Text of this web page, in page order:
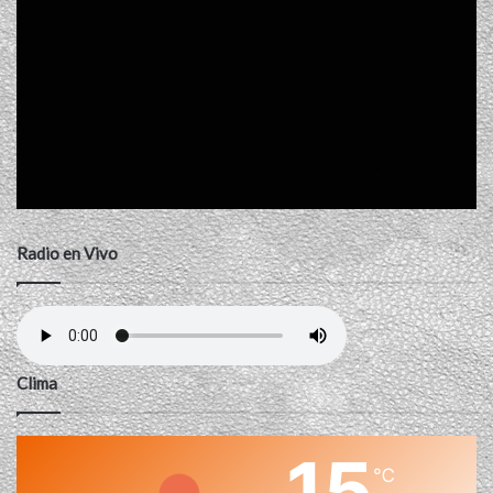
Radio en Vivo
Clima
℃